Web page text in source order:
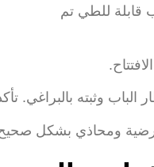
وثبته بالبراغي.
ومحاذي بشكل صحيح